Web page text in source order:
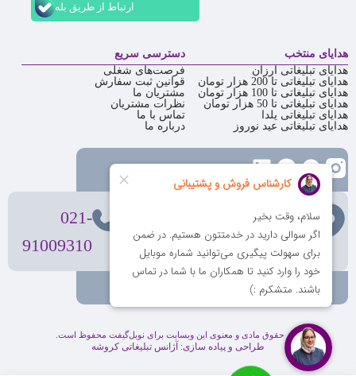
ارتباط از طریق بله
هدایای منتخب
هدایای تبلیغاتی ارزان
هدایای تبلیغاتی تا 200 هزار تومان
هدایای تبلیغاتی تا 100 هزار تومان
هدایای تبلیغاتی تا 50 هزار تومان
هدایای تبلیغاتی یلدا
هدایای تبلیغاتی عید نوروز
دسترسی سریع
فرصت‌های شغلی
قوانین ثبت سفارش
مشتریان ما
نظرات مشتریان
تماس با ما
درباره ما
تهران، ولیعصر، بالاتر از بهشتی،
بن‌بست پردیس، پلاک 12
021-
91009310
کلیه حقوق مادی و معنوی این وبسایت برای نوبل‌گیفت محفوظ است.
طراحی و پیاده سازی: آژانس تبلیغاتی کروشه